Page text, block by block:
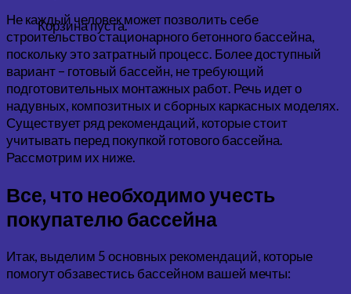
Корзина пуста.
Не каждый человек может позволить себе
строительство стационарного бетонного бассейна,
поскольку это затратный процесс. Более доступный
вариант – готовый бассейн, не требующий
подготовительных монтажных работ. Речь идет о
надувных, композитных и сборных каркасных моделях.
Существует ряд рекомендаций, которые стоит
учитывать перед покупкой готового бассейна.
Рассмотрим их ниже.
Все, что необходимо учесть
покупателю бассейна
Итак, выделим 5 основных рекомендаций, которые
помогут обзавестись бассейном вашей мечты: